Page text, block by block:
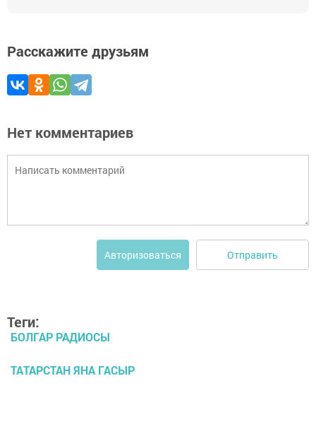
Расскажите друзьям
Нет комментариев
Авторизоваться Отправить
Теги:
БОЛГАР РАДИОСЫ
ТАТАРСТАН ЯНА ГАСЫР